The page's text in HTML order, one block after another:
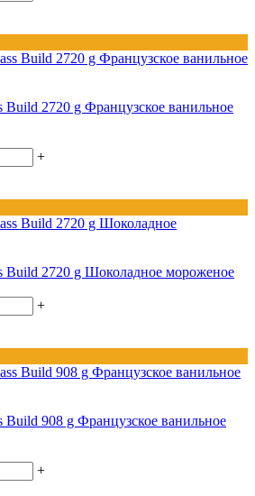
Build 2720 g Французское ванильное
+
Build 2720 g Шоколадное мороженое
+
Build 908 g Французское ванильное
+